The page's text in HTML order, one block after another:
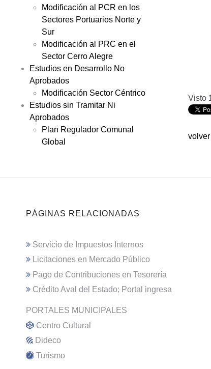
Modificación al PCR en los
Sectores Portuarios Norte y
Sur
Modificación al PRC en el
Sector Cerro Alegre
Estudios en Desarrollo No
Aprobados
Modificación Sector Céntrico
Estudios sin Tramitar Ni
Aprobados
Plan Regulador Comunal
Global
Visto
PÁGINAS RELACIONADAS
Servicio de Impuestos Internos
Licitaciones en Mercado Público
Pago de Contribuciones en Tesorería
Crédito Aval del Estado; Portal ingresa
PORTALES MUNICIPALES
Centro Cultural
Dideco
Turismo